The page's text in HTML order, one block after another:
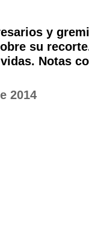
y
su
Notas
2014